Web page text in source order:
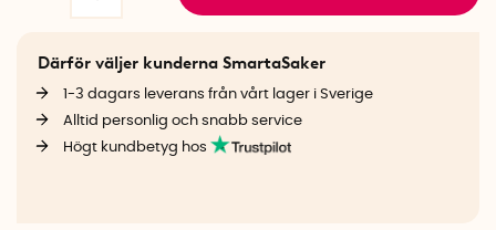
Därför väljer kunderna SmartaSaker
1-3 dagars leverans från vårt lager i Sverige
Alltid personlig och snabb service
Högt kundbetyg hos